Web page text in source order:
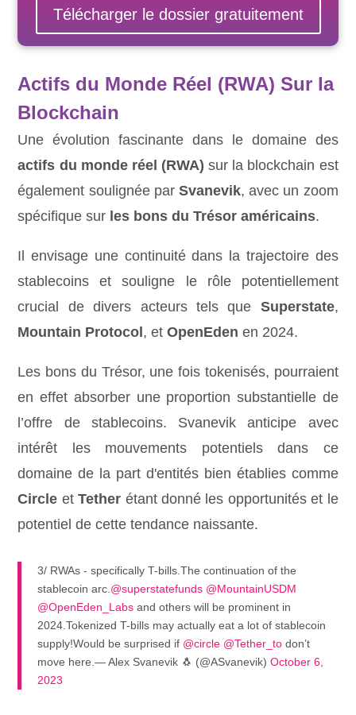
Télécharger le dossier gratuitement
Actifs du Monde Réel (RWA) Sur la
Blockchain
Une évolution fascinante dans le domaine des
actifs du monde réel (RWA) sur la blockchain est
également soulignée par Svanevik, avec un zoom
spécifique sur les bons du Trésor américains.
Il envisage une continuité dans la trajectoire des
stablecoins et souligne le rôle potentiellement
crucial de divers acteurs tels que Superstate,
Mountain Protocol, etOpenEden en 2024.
Les bons du Trésor, une fois tokenisés, pourraient
en effet absorber une proportion substantielle de
l’offre de stablecoins. Svanevik anticipe avec
intérêt les mouvements potentiels dans ce
domaine de la part d'entités bien établies comme
Circle etTether étant donné les opportunités et le
potentiel de cette tendance naissante.
3/ RWAs - specifically T-bills.The continuation of the
stablecoin arc. @superstatefunds @MountainUSDM
@OpenEden_Labs and others will be prominent in
2024.Tokenized T-bills may actually eat a lot of stablecoin
supply!Would be surprised if @circle @Tether_to don’t
move here.— Alex Svanevik 🐧 (@ASvanevik)October 6,
2023